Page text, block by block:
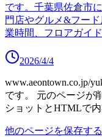
です。千葉県佐倉市
門店やグルメ&フー
業時間、フロアガイ
2026/4/4
www.aeontown.co.jp/
です。
元のページが
ショットとHTMLで
他のページを保存する